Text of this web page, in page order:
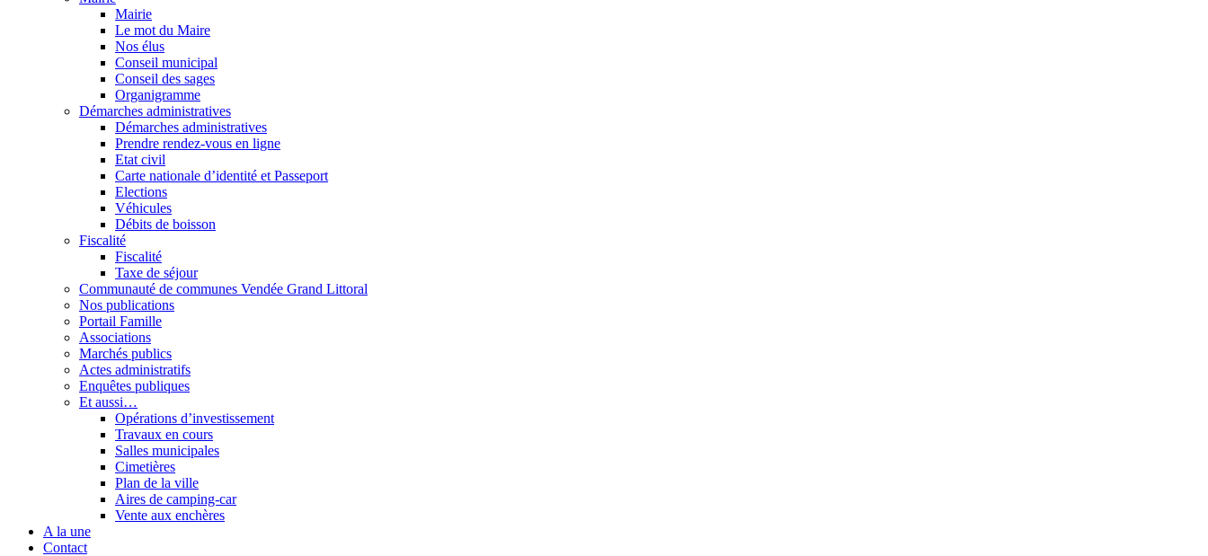
Mairie
Le mot du Maire
Nos élus
Conseil municipal
Conseil des sages
Organigramme
Démarches administratives
Démarches administratives
Prendre rendez-vous en ligne
Etat civil
Carte nationale d’identité et Passeport
Elections
Véhicules
Débits de boisson
Fiscalité
Fiscalité
Taxe de séjour
Communauté de communes Vendée Grand Littoral
Nos publications
Portail Famille
Associations
Marchés publics
Actes administratifs
Enquêtes publiques
Et aussi…
Opérations d’investissement
Travaux en cours
Salles municipales
Cimetières
Plan de la ville
Aires de camping-car
Vente aux enchères
A la une
Contact